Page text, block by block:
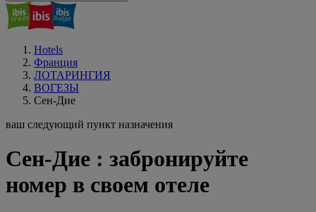
Hotels
Франция
ЛОТАРИНГИЯ
ВОГЕЗЫ
Сен-Дие
ваш следующий пункт назначения
Сен-Дие : забронируйте
номер в своем отеле